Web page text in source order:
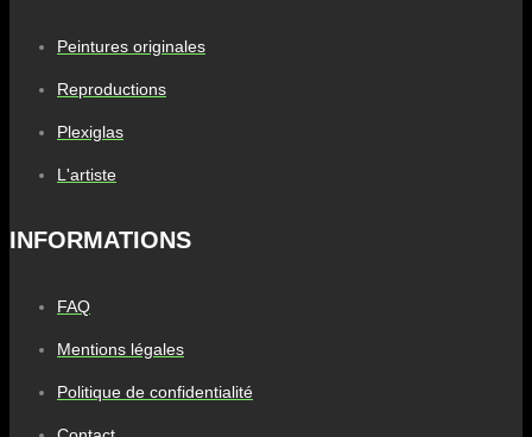
Peintures originales
Reproductions
Plexiglas
L'artiste
INFORMATIONS
FAQ
Mentions légales
Politique de confidentialité